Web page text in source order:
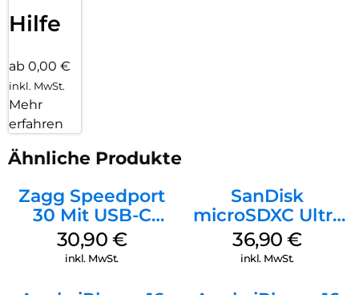
Hilfe
ab 0,00 €
inkl. MwSt.
Mehr
erfahren
Ähnliche Produkte
Zagg Speedport
30 Mit USB-C
Kabel Weiß
30,90 €
inkl. MwSt.
SanDisk
microSDXC Ultra
128 GB + Adapter
Mobile
36,90€
inkl. MwSt.